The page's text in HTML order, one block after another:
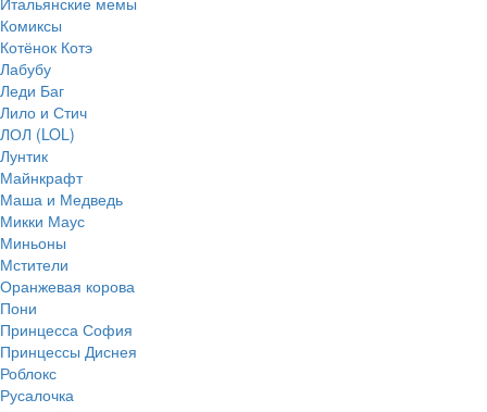
Комиксы
Котёнок Котэ
Лабубу
Леди Баг
Лило и Стич
ЛОЛ (LOL)
Лунтик
Майнкрафт
Маша и Медведь
Микки Маус
Миньоны
Мстители
Оранжевая корова
Пони
Принцесса София
Принцессы Диснея
Роблокс
Русалочка